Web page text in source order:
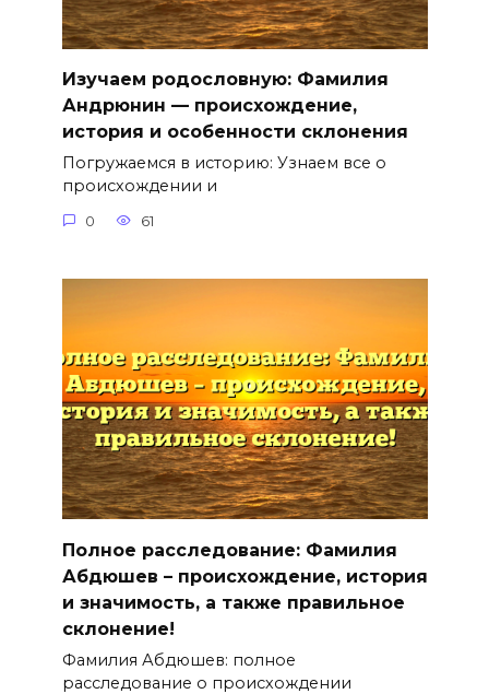
Изучаем родословную: Фамилия
Андрюнин — происхождение,
история и особенности склонения
Погружаемся в историю: Узнаем все о
происхождении и
0 61
Полное расследование: Фамилия
Абдюшев – происхождение, история
и значимость, а также правильное
склонение!
Фамилия Абдюшев: полное
расследование о происхождении